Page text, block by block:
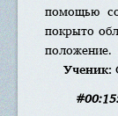
помощью
покрыто
положение.
Ученик: